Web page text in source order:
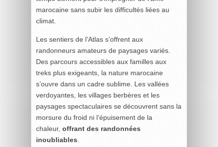
marocaine sans subir les difficultés liées au
climat.
Les sentiers de l’Atlas s’offrent aux
randonneurs amateurs de paysages variés.
Des parcours accessibles aux familles aux
treks plus exigeants, la nature marocaine
s’ouvre dans un cadre sublime. Les vallées
verdoyantes, les villages berbères et les
paysages spectaculaires se découvrent sans la
morsure du froid ni l’épuisement de la
chaleur, offrant des randonnées
inoubliables